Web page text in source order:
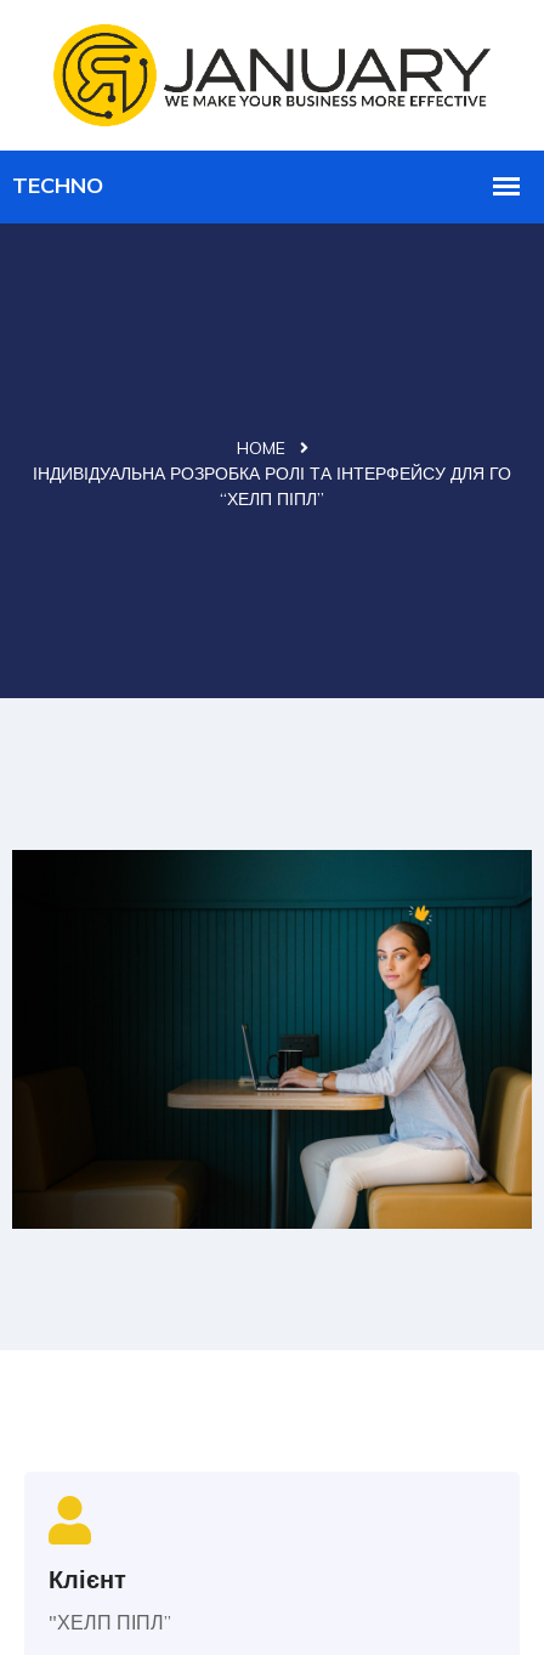
HOME
ІНДИВІДУАЛЬНА РОЗРОБКА РОЛІ ТА ІНТЕРФЕЙСУ ДЛЯ ГО
“ХЕЛП ПІПЛ”
Клієнт
"ХЕЛП ПІПЛ”